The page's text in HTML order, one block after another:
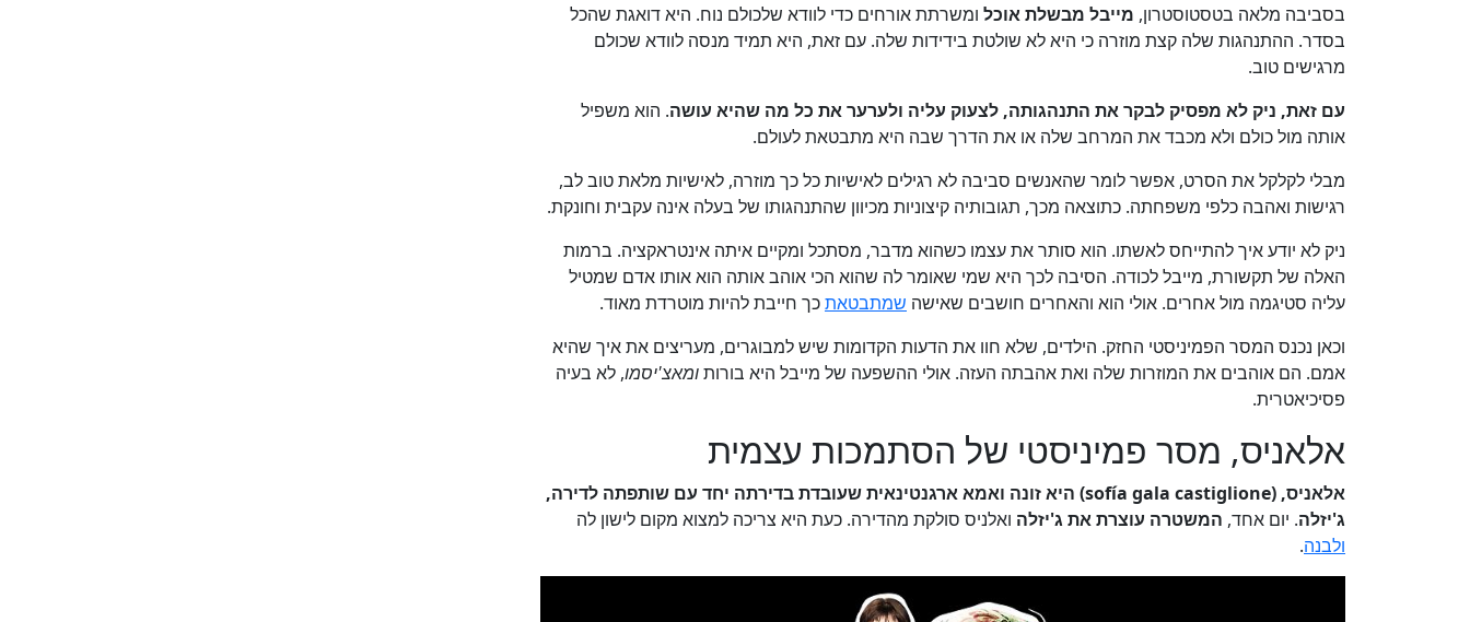
בסביבה מלאה בטסטוסטרון, מייבל מבשלת אוכל ומשרתת אורחים כדי לוודא שלכולם נוח. היא דואגת שהכל
בסדר. ההתנהגות שלה קצת מוזרה כי היא לא שולטת בידידות שלה. עם זאת, היא תמיד מנסה לוודא שכולם
מרגישים טוב.
עם זאת, ניק לא מפסיק לבקר את התנהגותה, לצעוק עליה ולערער את כל מה שהיא עושה. הוא משפיל
אותה מול כולם ולא מכבד את המרחב שלה או את הדרך שבה היא מתבטאת לעולם.
מבלי לקלקל את הסרט, אפשר לומר שהאנשים סביבה לא רגילים לאישיות כל כך מוזרה, לאישיות מלאת טוב לב,
רגישות ואהבה כלפי משפחתה. כתוצאה מכך, תגובותיה קיצוניות מכיוון שהתנהגותו של בעלה אינה עקבית וחונקת.
ניק לא יודע איך להתייחס לאשתו. הוא סותר את עצמו כשהוא מדבר, מסתכל ומקיים איתה אינטראקציה. ברמות
האלה של תקשורת, מייבל לכודה. הסיבה לכך היא שמי שאומר לה שהוא הכי אוהב אותה הוא אותו אדם שמטיל
עליה סטיגמה מול אחרים. אולי הוא והאחרים חושבים שאישה שמתבטאתכך חייבת להיות מוטרדת מאוד.
וכאן נכנס המסר הפמיניסטי החזק. הילדים, שלא חוו את הדעות הקדומות שיש למבוגרים, מעריצים את איך שהיא
אמם. הם אוהבים את המוזרות שלה ואת אהבתה העזה. אולי ההשפעה של מייבל היא בורותומאצ'יסמו, לא בעיה
פסיכיאטרית.
אלאניס, מסר פמיניסטי של הסתמכות עצמית
אלאניס, (sofía gala castiglione) היא זונה ואמא ארגנטינאית שעובדת בדירתה יחד עם שותפתה לדירה,
ג'יזלה. יום אחד, המשטרה עוצרת את ג'יזלה ואלניס סולקת מהדירה. כעת היא צריכה למצוא מקום לישון לה
ולבנה.